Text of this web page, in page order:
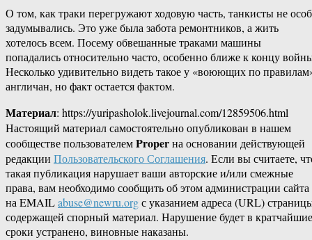
О том, как траки перегружают ходовую часть, танкисты не
задумывались. Это уже была забота ремонтников, а жить
хотелось всем. Посему обвешанные траками машины
попадались относительно часто, особенно ближе к концу
Несколько удивительно видеть такое у «воюющих по
англичан, но факт остается фактом.
Материал: https://yuripasholok.livejournal.com/12859506.html
Настоящий материал самостоятельно опубликован в нашем
сообществе пользователемProperна основании действующей
редакции Пользовательского Соглашения. Если вы считаете,
такая публикация нарушает ваши авторские и/или смежные
права, вам необходимо сообщить об этом администрации сайта
на EMAILabuse@newru.orgс указанием адреса (URL)
содержащей спорный материал. Нарушение будет в кратчайшие
сроки устранено, виновные наказаны.